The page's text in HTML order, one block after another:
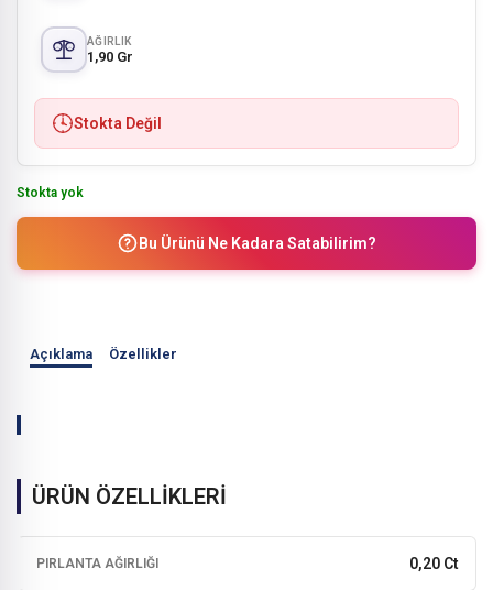
AĞIRLIK
1,90 Gr
Stokta Değil
Stokta yok
Bu Ürünü Ne Kadara Satabilirim?
Açıklama Özellikler
ÜRÜN ÖZELLİKLERİ
PIRLANTA AĞIRLIĞI 0,20 Ct